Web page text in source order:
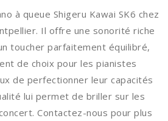
à queue Shigeru Kawai SK6 chez
Il offre une sonorité riche
toucher parfaitement équilibré,
de choix pour les pianistes
de perfectionner leur capacités
lui permet de briller sur les
Contactez-nous pour plus